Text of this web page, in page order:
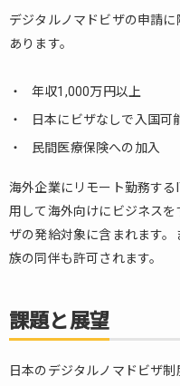
デジタルノマドビザの申請
あります。
年収1,000万円以上
日本にビザなしで入国
民間医療保険への加入
海外企業にリモート勤務す
用して海外向けにビジネス
ザの発給対象に含まれます
族の同伴も許可されます。
課題と展望
日本のデジタルノマドビザ